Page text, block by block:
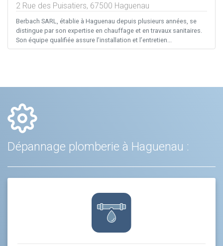
2 Rue des Puisatiers, 67500 Haguenau
Berbach SARL, établie à Haguenau depuis plusieurs années, se
distingue par son expertise en chauffage et en travaux sanitaires.
Son équipe qualifiée assure l’installation et l’entretien...
Dépannage plomberie à Haguenau :